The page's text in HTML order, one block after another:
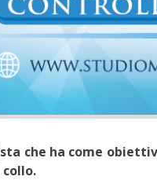
che ha come
collo.